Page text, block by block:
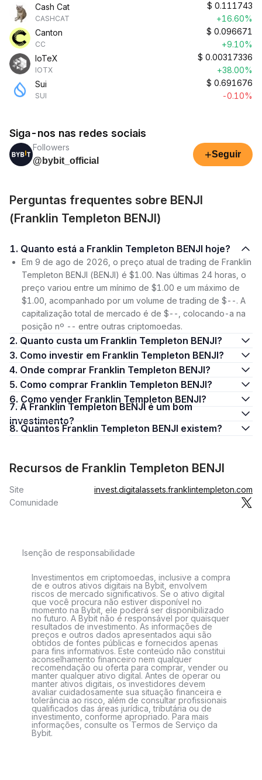
Cash Cat
CASHCAT
$ 0.111743
+16.60%
Canton
CC
$ 0.096671
+9.10%
IoTeX
IOTX
$ 0.00317336
+38.00%
Sui
SUI
$ 0.691676
-0.10%
Siga-nos nas redes sociais
Followers
@bybit_official
+Seguir
Perguntas frequentes sobre BENJI
(Franklin Templeton BENJI)
1. Quanto está a Franklin Templeton BENJI hoje?
Em 9 de ago de 2026, o preço atual de trading de Franklin
Templeton BENJI (BENJI) é $1.00. Nas últimas 24 horas, o
preço variou entre um mínimo de $1.00 e um máximo de
$1.00, acompanhado por um volume de trading de $--. A
capitalização total de mercado é de $--, colocando-a na
posição nº -- entre outras criptomoedas.
2. Quanto custa um Franklin Templeton BENJI?
3. Como investir em Franklin Templeton BENJI?
4. Onde comprar Franklin Templeton BENJI?
5. Como comprar Franklin Templeton BENJI?
6. Como vender Franklin Templeton BENJI?
7. A Franklin Templeton BENJI é um bom
investimento?
8. Quantos Franklin Templeton BENJI existem?
Recursos de Franklin Templeton BENJI
Site
invest.digitalassets.franklintempleton.com
Comunidade
Isenção de responsabilidade
Investimentos em criptomoedas, inclusive a compra
de e outros ativos digitais na Bybit, envolvem
riscos de mercado significativos. Se o ativo digital
que você procura não estiver disponível no
momento na Bybit, ele poderá ser disponibilizado
no futuro. A Bybit não é responsável por quaisquer
resultados de investimento. As informações de
preços e outros dados apresentados aqui são
obtidos de fontes públicas e fornecidos apenas
para fins informativos. Este conteúdo não constitui
aconselhamento financeiro nem qualquer
recomendação ou oferta para comprar, vender ou
manter qualquer ativo digital. Antes de operar ou
manter ativos digitais, os investidores devem
avaliar cuidadosamente sua situação financeira e
tolerância ao risco, além de consultar profissionais
qualificados das áreas jurídica, tributária ou de
investimento, conforme apropriado. Para mais
informações, consulte os Termos de Serviço da
Bybit.